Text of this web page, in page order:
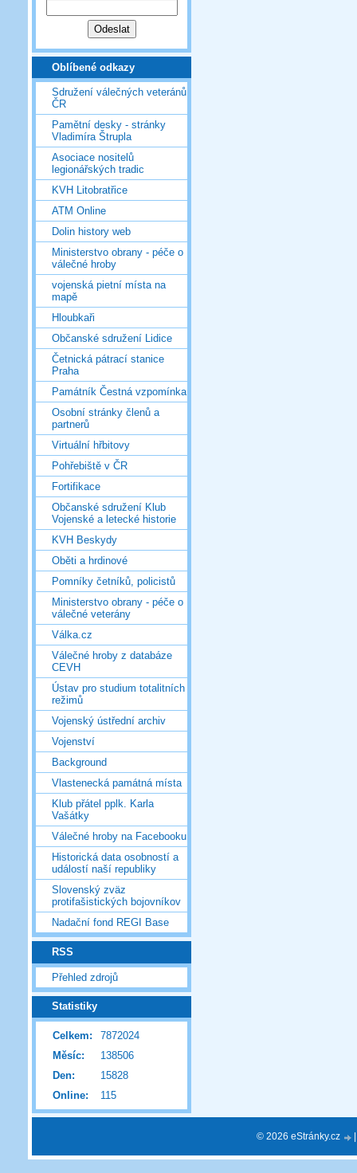
Oblíbené odkazy
Sdružení válečných veteránů
ČR
Pamětní desky - stránky
Vladimíra Štrupla
Asociace nositelů
legionářských tradic
KVH Litobratřice
ATM Online
Dolin history web
Ministerstvo obrany - péče o
válečné hroby
vojenská pietní místa na
mapě
Hloubkaři
Občanské sdružení Lidice
Četnická pátrací stanice
Praha
Památník Čestná vzpomínka
Osobní stránky členů a
partnerů
Virtuální hřbitovy
Pohřebiště v ČR
Fortifikace
Občanské sdružení Klub
Vojenské a letecké historie
KVH Beskydy
Oběti a hrdinové
Pomníky četníků, policistů
Ministerstvo obrany - péče o
válečné veterány
Válka.cz
Válečné hroby z databáze
CEVH
Ústav pro studium totalitních
režimů
Vojenský ústřední archiv
Vojenství
Background
Vlastenecká památná místa
Klub přátel pplk. Karla
Vašátky
Válečné hroby na Facebooku
Historická data osobností a
událostí naší republiky
Slovenský zväz
protifašistických bojovníkov
Nadační fond REGI Base
RSS
Přehled zdrojů
Statistiky
Online: 115
Celkem:
7872024
Měsíc:
138506
Den:
15828
© 2026 eStránky.cz